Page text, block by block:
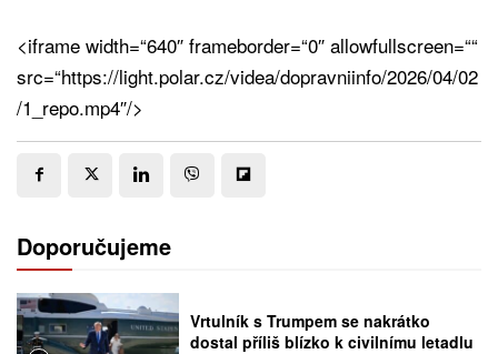
<iframe width=“640″ frameborder=“0″ allowfullscreen=““
src=“https://light.polar.cz/videa/dopravniinfo/2026/04/02
/1_repo.mp4″/>
Doporučujeme
Vrtulník s Trumpem se nakrátko
dostal příliš blízko k civilnímu letadlu